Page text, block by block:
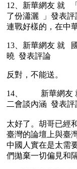
12、新華網友 就
了份瀟灑  」發表評
連戰好樣的，在中
13、新華網友 就
曉  發表評論
反對，不能送。
14、 	 新華網友 就   臺報：陳水扁同連戰對話稱不否認九
二會談內涵  發表評
太好了。胡哥已經
臺灣的論壇上與臺
中國人實在是太需
們拋棄一切偏見和